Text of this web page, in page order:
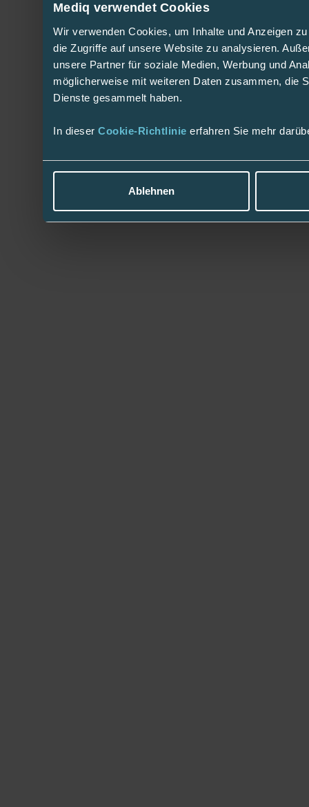
Mediq verwendet Cookies
Wir verwenden Cookies, um Inhalte und Anzeigen
die Zugriffe auf unsere Website zu analysieren.
unsere Partner für soziale Medien, Werbung und
möglicherweise mit weiteren Daten zusammen, die
Dienste gesammelt haben.
In dieser Cookie-Richtlinie erfahren Sie mehr
Ablehnen